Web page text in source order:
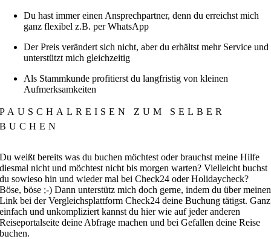
Du hast immer einen Ansprechpartner, denn du erreichst mich
ganz flexibel z.B. per WhatsApp
Der Preis verändert sich nicht, aber du erhältst mehr Service und
unterstützt mich gleichzeitig
Als Stammkunde profitierst du langfristig von kleinen
Aufmerksamkeiten
PAUSCHALREISEN ZUM SELBER
BUCHEN
Du weißt bereits was du buchen möchtest oder brauchst meine Hilfe
diesmal nicht und möchtest nicht bis morgen warten? Vielleicht buchst
du sowieso hin und wieder mal bei Check24 oder Holidaycheck?
Böse, böse ;-) Dann unterstütz mich doch gerne, indem du über meinen
Link bei der Vergleichsplattform Check24 deine Buchung tätigst. Ganz
einfach und unkompliziert kannst du hier wie auf jeder anderen
Reiseportalseite deine Abfrage machen und bei Gefallen deine Reise
buchen.